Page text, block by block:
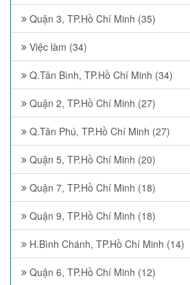
Quận 3, TP.Hồ Chí Minh (35)
Việc làm (34)
Q.Tân Bình, TP.Hồ Chí Minh (34)
Quận 2, TP.Hồ Chí Minh (27)
Q.Tân Phú, TP.Hồ Chí Minh (27)
Quận 5, TP.Hồ Chí Minh (20)
Quận 7, TP.Hồ Chí Minh (18)
Quận 9, TP.Hồ Chí Minh (18)
H.Bình Chánh, TP.Hồ Chí Minh (14)
Quận 6, TP.Hồ Chí Minh (12)